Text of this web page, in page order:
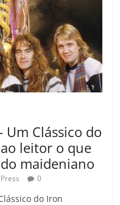
Um Clássico do
leitor o que
maideniano
0
do Iron